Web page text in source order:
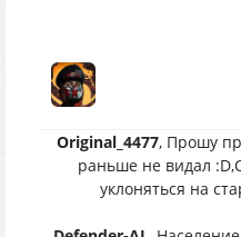
Original_4477, Прошу
раньше не видал
уклоняться на